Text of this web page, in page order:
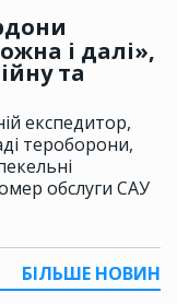
і далі»,
та
експедитор,
тероборони,
обслуги САУ
БІЛЬШЕ НОВИН